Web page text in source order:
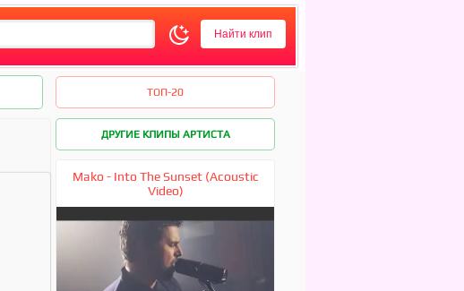
ТОП-20
ДРУГИЕ КЛИПЫ АРТИСТА
Mako - Into The Sunset (Acoustic
Video)